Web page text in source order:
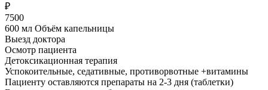
₽
7500
600 мл Объём капельницы
Выезд доктора
Осмотр пациента
Детоксикационная терапия
Успокоительные, седативные, противорвотные +витамины
Пациенту оставляются препараты на 2-3 дня (таблетки)